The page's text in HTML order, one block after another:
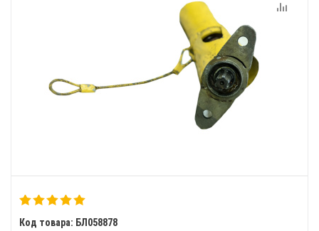
Код товара: БЛ058878